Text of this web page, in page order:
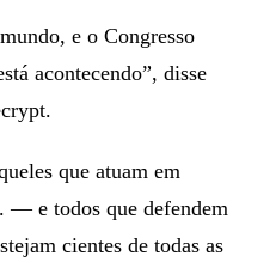
e o Congresso
acontecendo”, disse
que atuam em
— e todos que defendem
cientes de todas as